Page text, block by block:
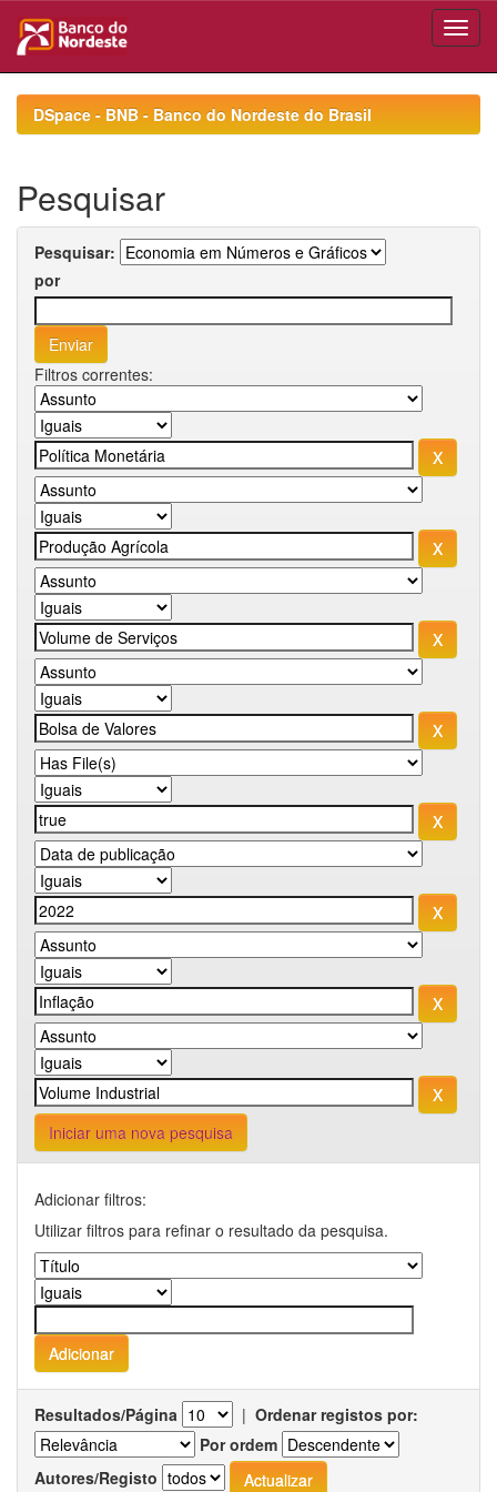
navigationDSpace - BNB - Banco do Nordeste do Brasil
Pesquisar
Pesquisar:
por
Filtros correntes:
Iniciar uma nova pesquisa
Adicionar filtros:
Utilizar filtros para refinar o resultado da pesquisa.
Resultados/Página | Ordenar registos por:
Por ordem
Autores/Registo